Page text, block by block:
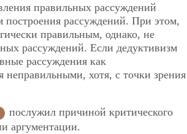
правильных рассуждений
построения рассуждений. При этом,
правильным, однако, не
рассуждений. Если дедуктивизм
рассуждения как
неправильными, хотя, с точки зрения
послужил причиной критического
аргументации.